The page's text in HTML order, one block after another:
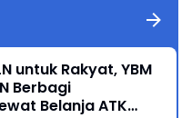
untuk Rakyat, YBM
Berbagi
Belanja ATK